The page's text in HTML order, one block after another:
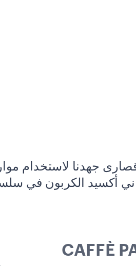
قصارى جهدنا لاستخدام
أكسيد الكربون في
CAFFÈ